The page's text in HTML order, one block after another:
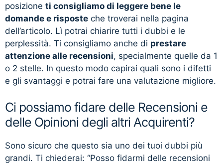
posizione ti consigliamo di leggere bene le
domande e risposte che troverai nella pagina
dell’articolo. Lì potrai chiarire tutti i dubbi e le
perplessità. Ti consigliamo anche di prestare
attenzione alle recensioni, specialmente quelle da 1
o 2 stelle. In questo modo capirai quali sono i difetti
e gli svantaggi e potrai fare una valutazione migliore.
Ci possiamo fidare delle Recensioni e
delle Opinioni degli altri Acquirenti?
Sono sicuro che questo sia uno dei tuoi dubbi più
grandi. Ti chiederai: “Posso fidarmi delle recensioni